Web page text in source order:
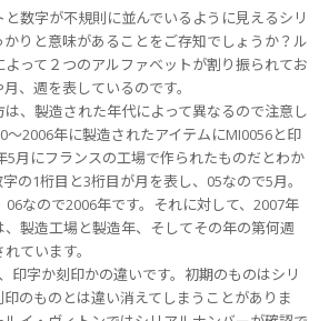
数字が不規則に並んでいるように見えるシリ
りと意味があることをご存知でしょうか？ル
って２つのアルファベットが割り振られてお
、週を表しているのです。
、製造された年代によって異なるので注意し
～2006年に製造されたアイテムにMI0056と印
5月にフランスの工場で作られたものだとわか
の1桁目と3桁目が月を表し、05なので5月。
なので2006年です。それに対して、2007年
製造工場と製造年、そしてその年の第何週
ています。
印字か刻印かの違いです。初期のものはシリ
のものとは違い消えてしまうことがありま